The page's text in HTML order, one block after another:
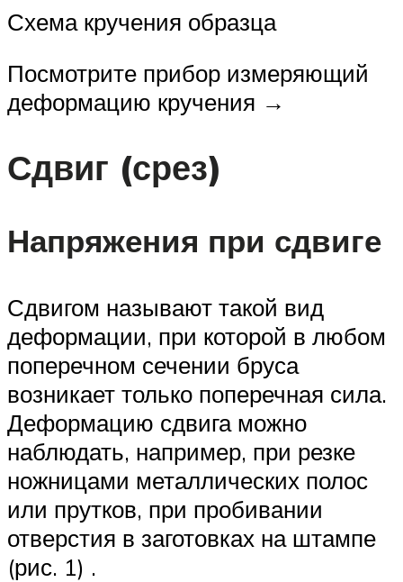
Схема кручения образца
Посмотрите прибор измеряющий
деформацию кручения →
Сдвиг (срез)
Напряжения при сдвиге
Сдвигом называют такой вид
деформации, при которой в любом
поперечном сечении бруса
возникает только поперечная сила.
Деформацию сдвига можно
наблюдать, например, при резке
ножницами металлических полос
или прутков, при пробивании
отверстия в заготовках на штампе
(рис. 1) .